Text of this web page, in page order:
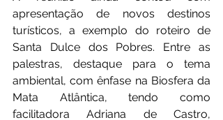
apresentação de novos destinos
turísticos, a exemplo do roteiro de
Santa Dulce dos Pobres. Entre as
palestras, destaque para o tema
ambiental, com ênfase na Biosfera da
Mata Atlântica, tendo como
facilitadora Adriana de Castro,